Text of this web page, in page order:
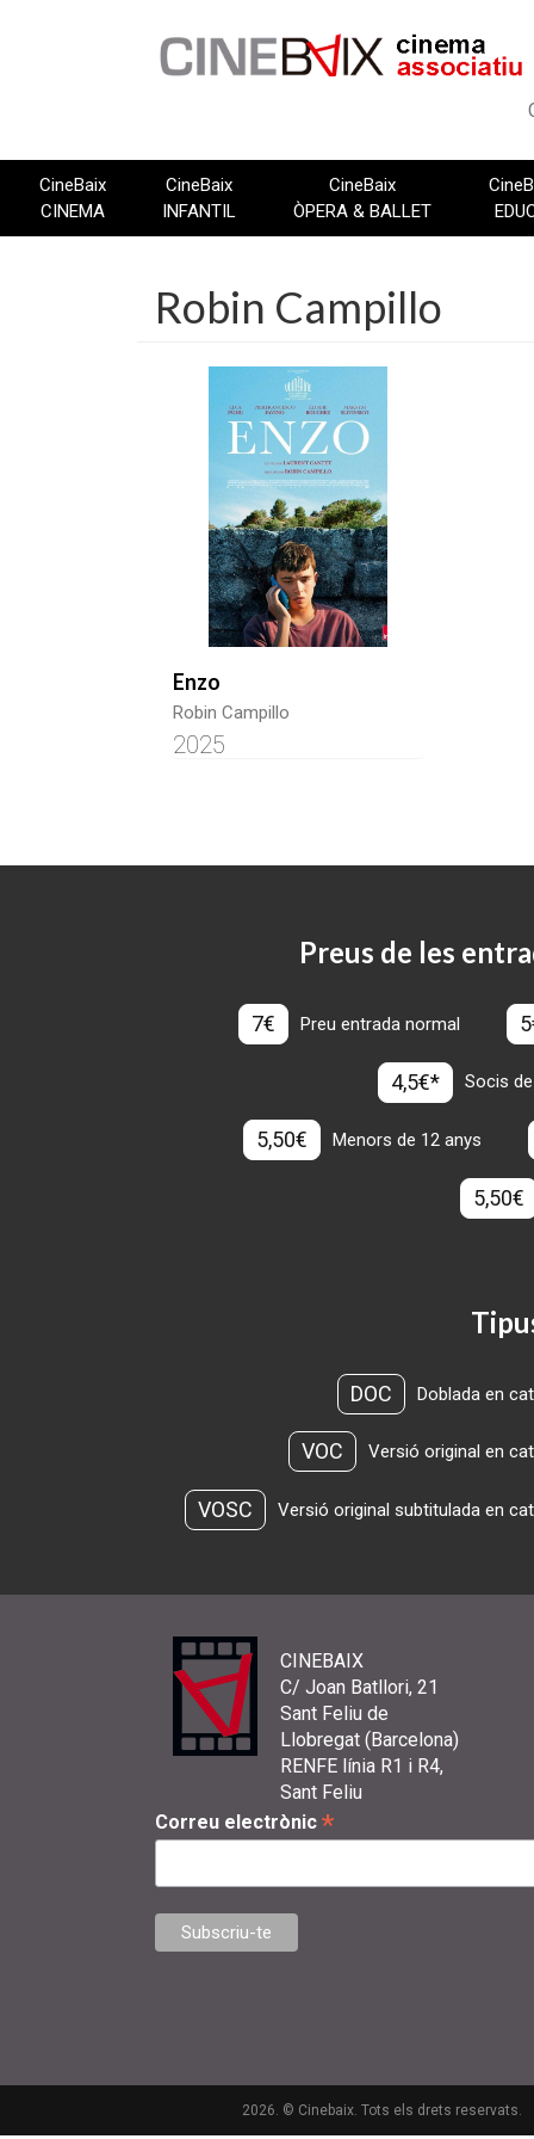
CineBaix
CINEMA
CineBaix
INFANTIL
CineBaix
ÒPERA & BALLET
Robin Campillo
Enzo
Robin Campillo
2025
Preus de les
7€ Preu entrada normal
4,5€* Socis
5,50€ Menors de 12 anys
5,50€
DOC Doblada en
VOC Versió original en
VOSC Versió original subtitulada en
CINEBAIX
C/ Joan Batllori, 21
Sant Feliu de
Llobregat (Barcelona)
RENFE línia R1 i R4,
Sant Feliu
Correu electrònic *
2026. © Cinebaix. Tots els drets reservats.